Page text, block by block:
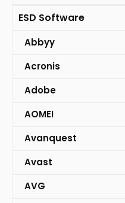
ESD Software
Abbyy
Acronis
Adobe
AOMEI
Avanquest
Avast
AVG